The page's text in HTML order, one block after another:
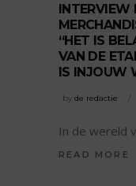
INTERVIEW
“HET IS
VAN DE
IS INJOUW
by de redactie
In de wereld
READ MORE